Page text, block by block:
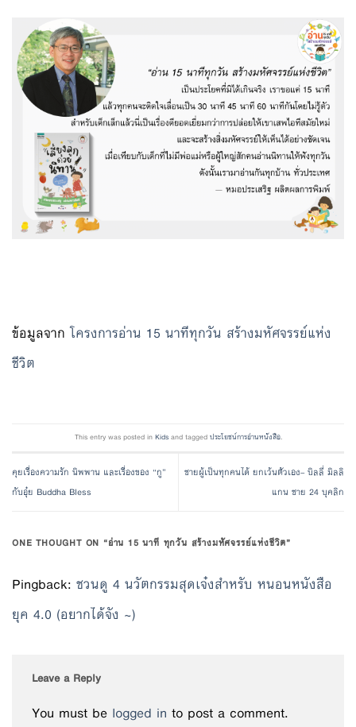
ข้อมูลจาก โครงการอ่าน 15 นาทีทุกวัน สร้างมหัศจรรย์แห่ง
ชีวิต
This entry was posted inKidsand taggedประโยชน์การอ่านหนังสือ.
คุยเรื่องความรัก นิพพาน และเรื่องของ “กู”​
กับอุ๋ย Buddha Bless
ชายผู้เป็นทุกคนได้ ยกเว้นตัวเอง– บิลลี่ มิลลิ
แกน ชาย 24 บุคลิก
ONE THOUGHT ON “อ่าน 15 นาที ทุกวัน สร้างมหัศจรรย์แห่งชีวิต”
Pingback: ชวนดู 4 นวัตกรรมสุดเจ๋งสำหรับ หนอนหนังสือ
ยุค 4.0 (อยากได้จัง ~)
Leave a Reply
You must be logged in to post a comment.